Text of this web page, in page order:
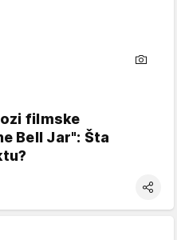
filmske
Bell Jar": Šta